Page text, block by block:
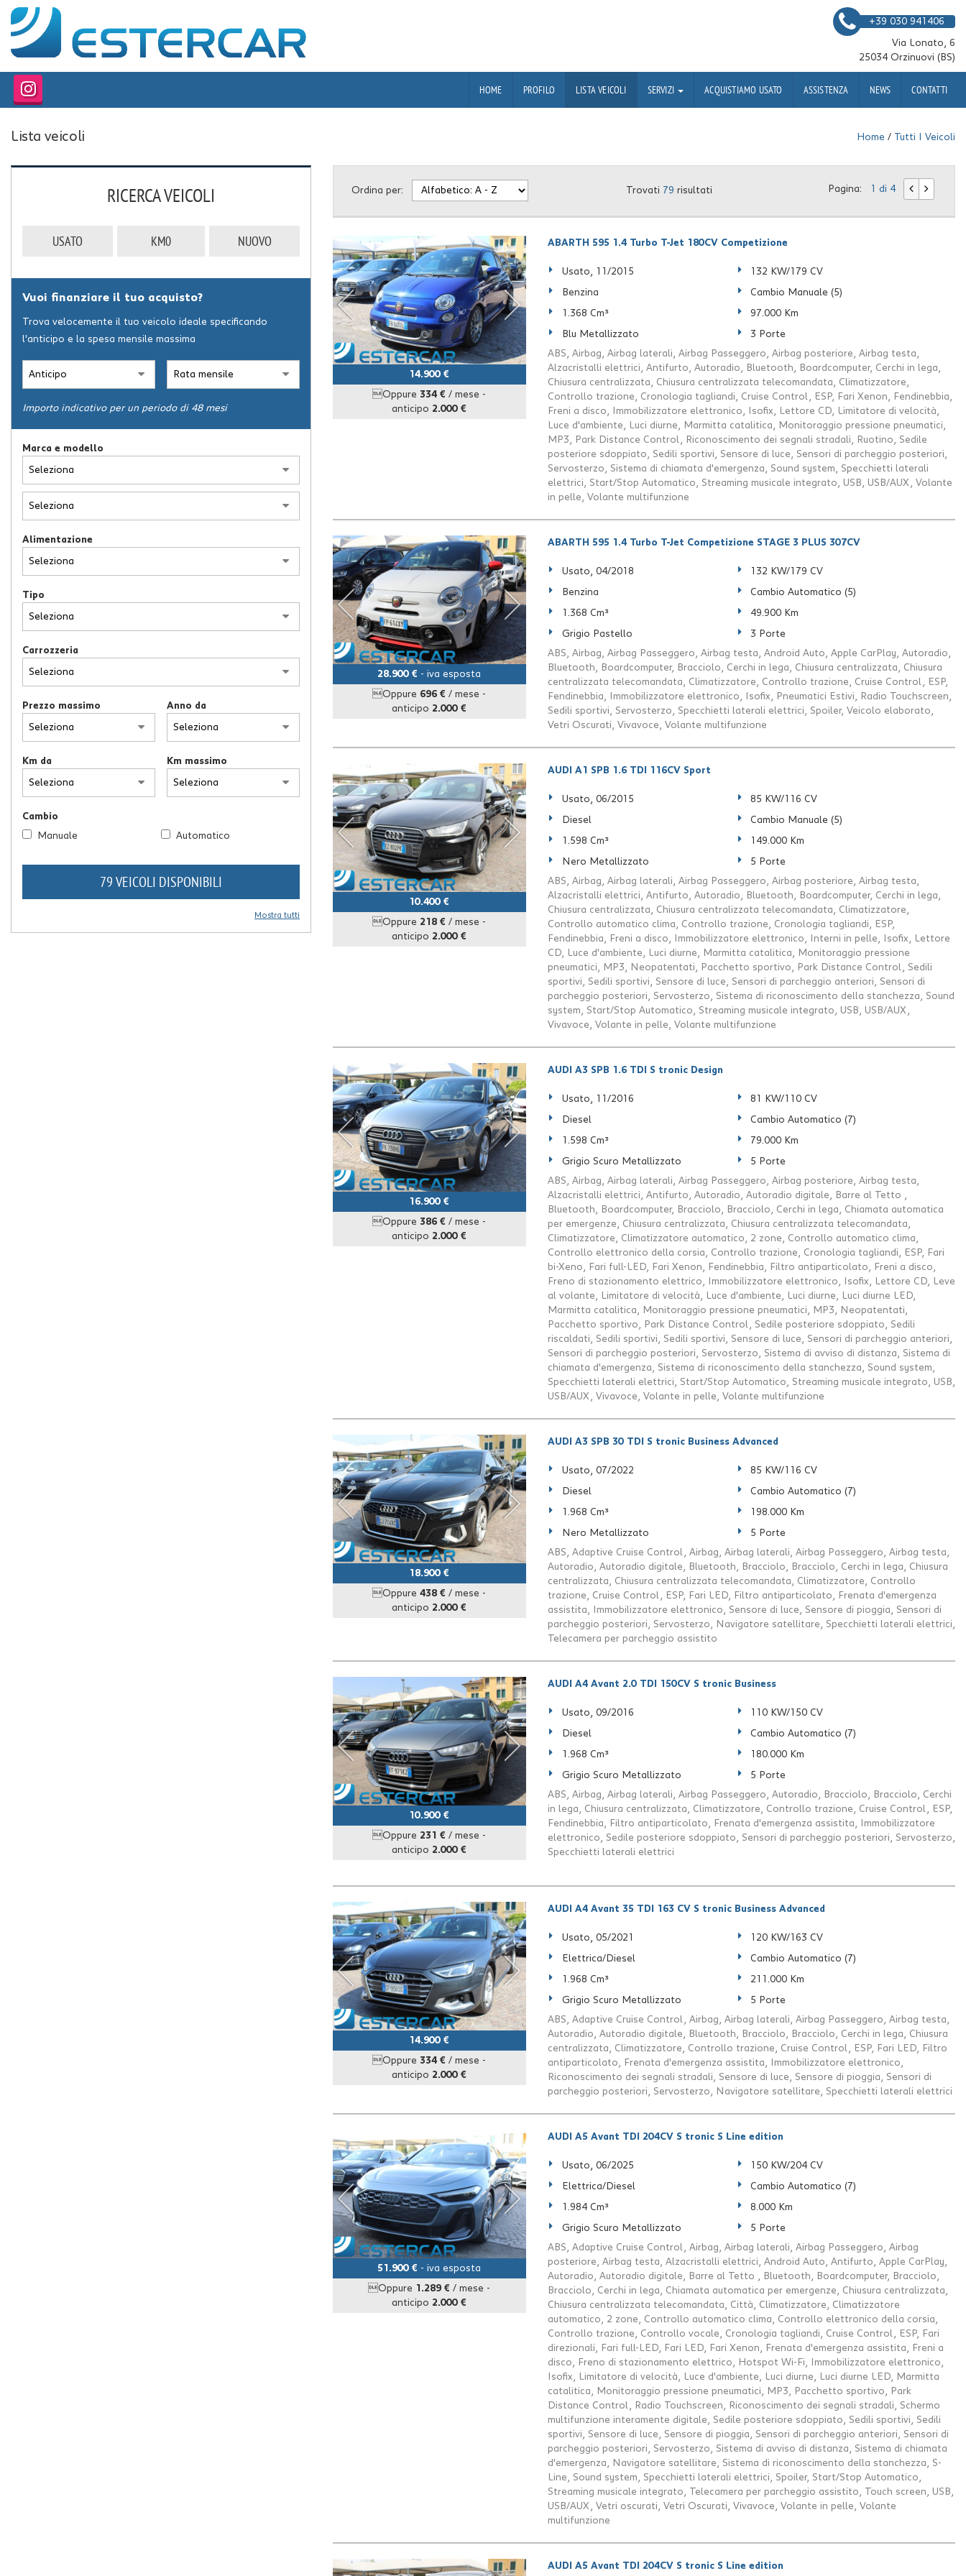
HOME
LISTA VEICOLI
FINANZIAMENTI
+39 030 941406
Via Lonato, 6
25034 Orzinuovi (BS)
HOME PROFILO LISTA VEICOLI SERVIZI ACQUISTIAMO USATO ASSISTENZA NEWS CONTATTI
Lista veicoli Home / Tutti I Veicoli
RICERCA VEICOLI
USATO KM0 NUOVO
Vuoi finanziare il tuo acquisto?
Trova velocemente il tuo veicolo ideale specificando
l'anticipo e la spesa mensile massima
Importo indicativo per un periodo di 48 mesi
Marca e modello
Alimentazione
Tipo
Carrozzeria
Prezzo massimo Anno da
Km da Km massimo
Cambio
Manuale
Automatico
79 VEICOLI DISPONIBILI
Mostra tutti
Ordina per: Trovati 79 risultati Pagina: 1 di 4
14.900 €
Oppure 334 € / mese -
anticipo 2.000 €
ABARTH 595 1.4 Turbo T-Jet 180CV Competizione
Usato, 11/2015 132 KW/179 CV
Benzina Cambio Manuale (5)
1.368 Cm³ 97.000 Km
Blu Metallizzato
3 Porte
ABS, Airbag, Airbag laterali, Airbag Passeggero, Airbag posteriore, Airbag testa,
Alzacristalli elettrici, Antifurto, Autoradio, Bluetooth, Boardcomputer, Cerchi in lega,
Chiusura centralizzata, Chiusura centralizzata telecomandata, Climatizzatore,
Controllo trazione, Cronologia tagliandi, Cruise Control, ESP, Fari Xenon, Fendinebbia,
Freni a disco, Immobilizzatore elettronico, Isofix, Lettore CD, Limitatore di velocità,
Luce d'ambiente, Luci diurne, Marmitta catalitica, Monitoraggio pressione pneumatici,
MP3, Park Distance Control, Riconoscimento dei segnali stradali, Ruotino, Sedile
posteriore sdoppiato, Sedili sportivi, Sensore di luce, Sensori di parcheggio posteriori,
Servosterzo, Sistema di chiamata d'emergenza, Sound system, Specchietti laterali
elettrici, Start/Stop Automatico, Streaming musicale integrato, USB, USB/AUX, Volante
in pelle, Volante multifunzione
28.900 € - iva esposta
Oppure 696 € / mese -
anticipo 2.000 €
ABARTH 595 1.4 Turbo T-Jet Competizione STAGE 3 PLUS 307CV
Usato, 04/2018 132 KW/179 CV
Benzina Cambio Automatico (5)
1.368 Cm³ 49.900 Km
Grigio Pastello
3 Porte
ABS, Airbag, Airbag Passeggero, Airbag testa, Android Auto, Apple CarPlay, Autoradio,
Bluetooth, Boardcomputer, Bracciolo, Cerchi in lega, Chiusura centralizzata, Chiusura
centralizzata telecomandata, Climatizzatore, Controllo trazione, Cruise Control, ESP,
Fendinebbia, Immobilizzatore elettronico, Isofix, Pneumatici Estivi, Radio Touchscreen,
Sedili sportivi, Servosterzo, Specchietti laterali elettrici, Spoiler, Veicolo elaborato,
Vetri Oscurati, Vivavoce, Volante multifunzione
10.400 €
Oppure 218 € / mese -
anticipo 2.000 €
AUDI A1 SPB 1.6 TDI 116CV Sport
Usato, 06/2015 85 KW/116 CV
Diesel Cambio Manuale (5)
1.598 Cm³ 149.000 Km
Nero Metallizzato
5 Porte
ABS, Airbag, Airbag laterali, Airbag Passeggero, Airbag posteriore, Airbag testa,
Alzacristalli elettrici, Antifurto, Autoradio, Bluetooth, Boardcomputer, Cerchi in lega,
Chiusura centralizzata, Chiusura centralizzata telecomandata, Climatizzatore,
Controllo automatico clima, Controllo trazione, Cronologia tagliandi, ESP,
Fendinebbia, Freni a disco, Immobilizzatore elettronico, Interni in pelle, Isofix, Lettore
CD, Luce d'ambiente, Luci diurne, Marmitta catalitica, Monitoraggio pressione
pneumatici, MP3, Neopatentati, Pacchetto sportivo, Park Distance Control, Sedili
sportivi, Sedili sportivi, Sensore di luce, Sensori di parcheggio anteriori, Sensori di
parcheggio posteriori, Servosterzo, Sistema di riconoscimento della stanchezza, Sound
system, Start/Stop Automatico, Streaming musicale integrato, USB, USB/AUX,
Vivavoce, Volante in pelle, Volante multifunzione
16.900 €
Oppure 386 € / mese -
anticipo 2.000 €
AUDI A3 SPB 1.6 TDI S tronic Design
Usato, 11/2016 81 KW/110 CV
Diesel Cambio Automatico (7)
1.598 Cm³ 79.000 Km
Grigio Scuro Metallizzato
5 Porte
ABS, Airbag, Airbag laterali, Airbag Passeggero, Airbag posteriore, Airbag testa,
Alzacristalli elettrici, Antifurto, Autoradio, Autoradio digitale, Barre al Tetto ,
Bluetooth, Boardcomputer, Bracciolo, Bracciolo, Cerchi in lega, Chiamata automatica
per emergenze, Chiusura centralizzata, Chiusura centralizzata telecomandata,
Climatizzatore, Climatizzatore automatico, 2 zone, Controllo automatico clima,
Controllo elettronico della corsia, Controllo trazione, Cronologia tagliandi, ESP, Fari
bi-Xeno, Fari full-LED, Fari Xenon, Fendinebbia, Filtro antiparticolato, Freni a disco,
Freno di stazionamento elettrico, Immobilizzatore elettronico, Isofix, Lettore CD, Leve
al volante, Limitatore di velocità, Luce d'ambiente, Luci diurne, Luci diurne LED,
Marmitta catalitica, Monitoraggio pressione pneumatici, MP3, Neopatentati,
Pacchetto sportivo, Park Distance Control, Sedile posteriore sdoppiato, Sedili
riscaldati, Sedili sportivi, Sedili sportivi, Sensore di luce, Sensori di parcheggio anteriori,
Sensori di parcheggio posteriori, Servosterzo, Sistema di avviso di distanza, Sistema di
chiamata d'emergenza, Sistema di riconoscimento della stanchezza, Sound system,
Specchietti laterali elettrici, Start/Stop Automatico, Streaming musicale integrato, USB,
USB/AUX, Vivavoce, Volante in pelle, Volante multifunzione
18.900 €
Oppure438 € / mese -
anticipo 2.000 €
AUDI A3 SPB 30 TDI S tronic Business Advanced
Usato, 07/2022 85 KW/116 CV
Diesel Cambio Automatico (7)
1.968 Cm³ 198.000 Km
Nero Metallizzato
5 Porte
ABS, Adaptive Cruise Control, Airbag, Airbag laterali, Airbag Passeggero, Airbag testa,
Autoradio, Autoradio digitale, Bluetooth, Bracciolo, Bracciolo, Cerchi in lega, Chiusura
centralizzata, Chiusura centralizzata telecomandata, Climatizzatore, Controllo
trazione, Cruise Control, ESP, Fari LED, Filtro antiparticolato, Frenata d'emergenza
assistita, Immobilizzatore elettronico, Sensore di luce, Sensore di pioggia, Sensori di
parcheggio posteriori, Servosterzo, Navigatore satellitare, Specchietti laterali elettrici,
Telecamera per parcheggio assistito
10.900 €
Oppure 231 € / mese -
anticipo 2.000 €
AUDI A4 Avant 2.0 TDI 150CV S tronic Business
Usato, 09/2016 110 KW/150 CV
Diesel Cambio Automatico (7)
1.968 Cm³ 180.000 Km
Grigio Scuro Metallizzato
5 Porte
ABS, Airbag, Airbag laterali, Airbag Passeggero, Autoradio, Bracciolo, Bracciolo, Cerchi
in lega, Chiusura centralizzata, Climatizzatore, Controllo trazione, Cruise Control, ESP,
Fendinebbia, Filtro antiparticolato, Frenata d'emergenza assistita, Immobilizzatore
elettronico, Sedile posteriore sdoppiato, Sensori di parcheggio posteriori, Servosterzo,
Specchietti laterali elettrici
14.900 €
Oppure 334 € / mese -
anticipo 2.000 €
AUDI A4 Avant 35 TDI 163 CV S tronic Business Advanced
Usato, 05/2021 120 KW/163 CV
Elettrica/Diesel Cambio Automatico (7)
1.968 Cm³ 211.000 Km
Grigio Scuro Metallizzato
5 Porte
ABS, Adaptive Cruise Control, Airbag, Airbag laterali, Airbag Passeggero, Airbag testa,
Autoradio, Autoradio digitale, Bluetooth, Bracciolo, Bracciolo, Cerchi in lega, Chiusura
centralizzata, Climatizzatore, Controllo trazione, Cruise Control, ESP, Fari LED, Filtro
antiparticolato, Frenata d'emergenza assistita, Immobilizzatore elettronico,
Riconoscimento dei segnali stradali, Sensore di luce, Sensore di pioggia, Sensori di
parcheggio posteriori, Servosterzo, Navigatore satellitare, Specchietti laterali elettrici
51.900 € - iva esposta
Oppure 1.289 € / mese -
anticipo 2.000 €
AUDI A5 Avant TDI 204CV S tronic S Line edition
Usato, 06/2025 150 KW/204 CV
Elettrica/Diesel Cambio Automatico (7)
1.984 Cm³ 8.000 Km
Grigio Scuro Metallizzato
5 Porte
ABS, Adaptive Cruise Control, Airbag, Airbag laterali, Airbag Passeggero, Airbag
posteriore, Airbag testa, Alzacristalli elettrici, Android Auto, Antifurto, Apple CarPlay,
Autoradio, Autoradio digitale, Barre al Tetto , Bluetooth, Boardcomputer, Bracciolo,
Bracciolo, Cerchi in lega, Chiamata automatica per emergenze, Chiusura centralizzata,
Chiusura centralizzata telecomandata, Città, Climatizzatore, Climatizzatore
automatico, 2 zone, Controllo automatico clima, Controllo elettronico della corsia,
Controllo trazione, Controllo vocale, Cronologia tagliandi, Cruise Control, ESP, Fari
direzionali, Fari full-LED, Fari LED, Fari Xenon, Frenata d'emergenza assistita, Freni a
disco, Freno di stazionamento elettrico, Hotspot Wi-Fi, Immobilizzatore elettronico,
Isofix, Limitatore di velocità, Luce d'ambiente, Luci diurne, Luci diurne LED, Marmitta
catalitica, Monitoraggio pressione pneumatici, MP3, Pacchetto sportivo, Park
Distance Control, Radio Touchscreen, Riconoscimento dei segnali stradali, Schermo
multifunzione interamente digitale, Sedile posteriore sdoppiato, Sedili sportivi, Sedili
sportivi, Sensore di luce, Sensore di pioggia, Sensori di parcheggio anteriori, Sensori di
parcheggio posteriori, Servosterzo, Sistema di avviso di distanza, Sistema di chiamata
d'emergenza, Navigatore satellitare, Sistema di riconoscimento della stanchezza, S-
Line, Sound system, Specchietti laterali elettrici, Spoiler, Start/Stop Automatico,
Streaming musicale integrato, Telecamera per parcheggio assistito, Touch screen, USB,
USB/AUX, Vetri oscurati, Vetri Oscurati, Vivavoce, Volante in pelle, Volante
multifunzione
AUDI A5 Avant TDI 204CV S tronic S Line edition